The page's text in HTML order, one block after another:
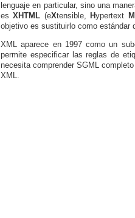
lenguaje en particular, sino una
esXHTML (eXtensible, Hypertext M
objetivo es sustituirlo como estándar
XML aparece en 1997 como un
permite especificar las reglas de
necesita comprender SGML
XML.